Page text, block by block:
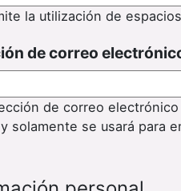
la utilización de
de correo
de correo
solamente se usará para